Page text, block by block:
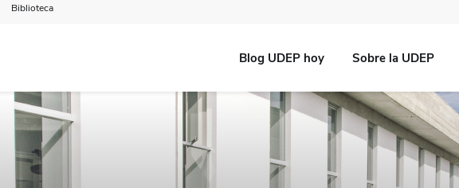
Biblioteca
Blog UDEP hoy Sobre la UDEP